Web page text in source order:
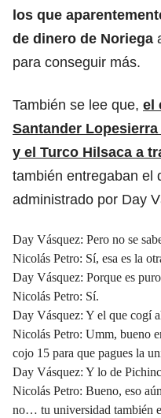
los que
de dinero de Noriega
para conseguir más.
También se lee que, el
Santander Lopesierra
y el Turco Hilsaca a
también entregaban el
administrado por Day
Day Vásquez: Pero no se
Nicolás Petro: Sí, esa es la
Day Vásquez: Porque es
Nicolás Petro: Sí.
Day Vásquez: Y el que cogí
Nicolás Petro: Umm, bueno
cojo 15 para que pagues la
Day Vásquez: Y lo de
Nicolás Petro: Bueno, eso
no… tu universidad también